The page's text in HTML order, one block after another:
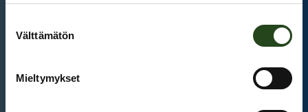
valinta
Välttämätön
MieltymyksetEt ole kirjautunut sisään.